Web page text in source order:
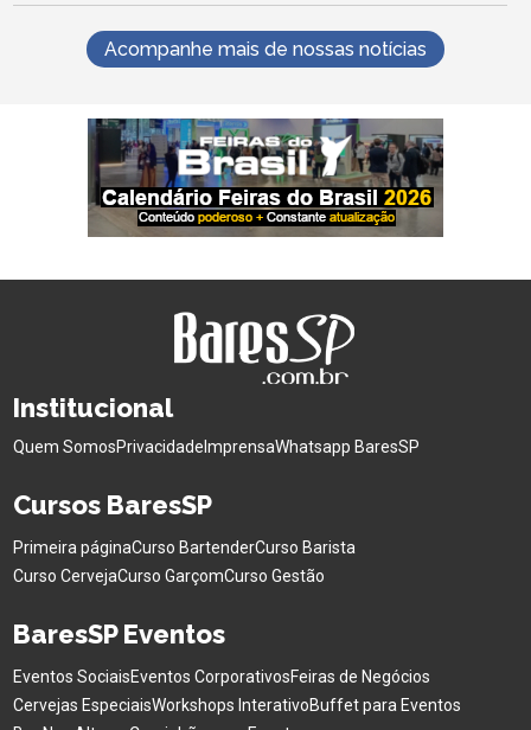
Acompanhe mais de nossas notícias
Institucional
Quem SomosPrivacidade ImprensaWhatsapp BaresSP
Cursos BaresSP
Primeira páginaCurso BartenderCurso Barista
Curso CervejaCurso GarçomCurso Gestão
BaresSP Eventos
Eventos SociaisEventos CorporativosFeiras de Negócios
Cervejas EspeciaisWorkshops InterativoBuffet para Eventos